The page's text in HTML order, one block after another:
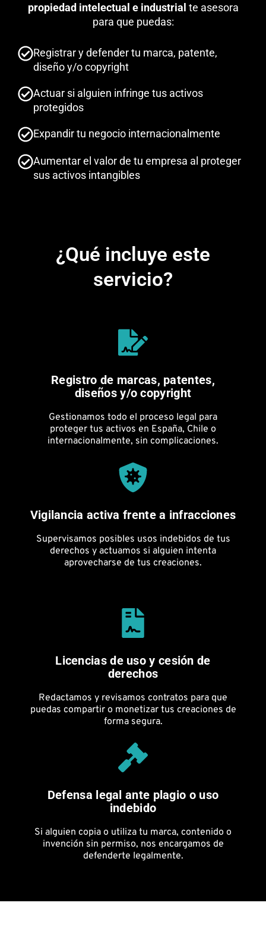
propiedad intelectual e industrial te asesora
para que puedas:
Registrar y defender tu marca, patente,
diseño y/o copyright
Actuar si alguien infringe tus activos
protegidos
Expandir tu negocio internacionalmente
Aumentar el valor de tu empresa al proteger
sus activos intangibles
¿Qué incluye este
servicio?
Registro de marcas, patentes,
diseños y/o copyright
Gestionamos todo el proceso legal para
proteger tus activos en España, Chile o
internacionalmente, sin complicaciones.
Vigilancia activa frente a infracciones
Supervisamos posibles usos indebidos de tus
derechos y actuamos si alguien intenta
aprovecharse de tus creaciones.
Licencias de uso y cesión de
derechos
Redactamos y revisamos contratos para que
puedas compartir o monetizar tus creaciones de
forma segura.
Defensa legal ante plagio o uso
indebido
Si alguien copia o utiliza tu marca, contenido o
invención sin permiso, nos encargamos de
defenderte legalmente.